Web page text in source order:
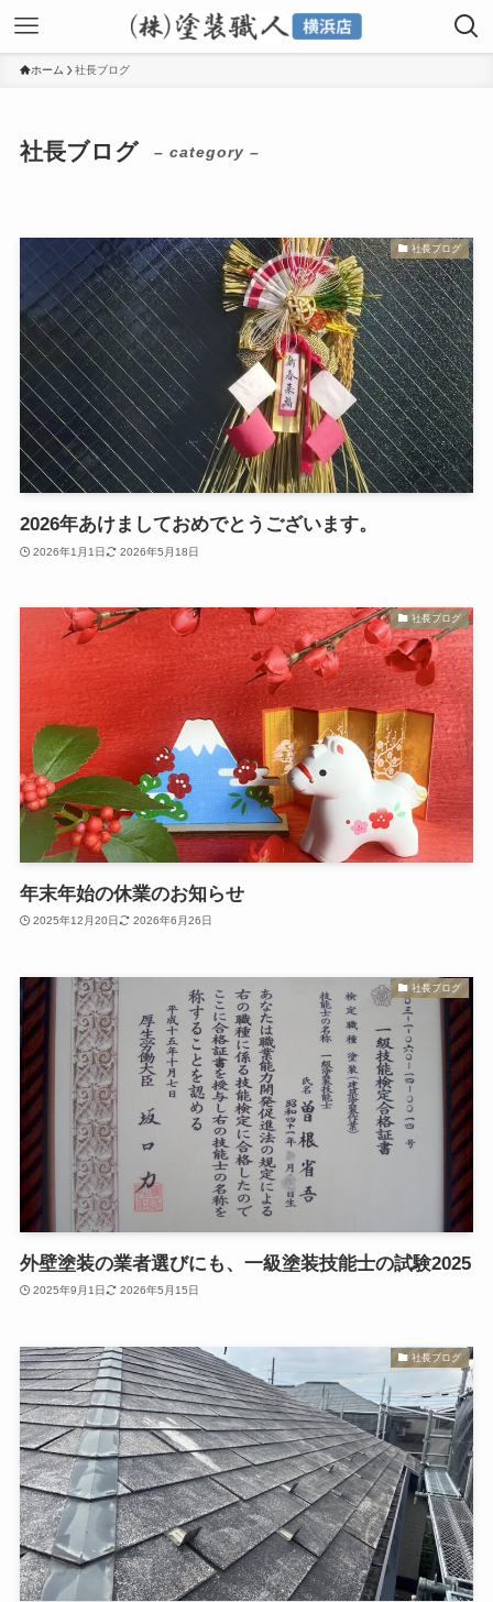
ホーム 社長ブログ
社長ブログ – category –
社長ブログ
2026年あけましておめでとうございます。
2026年1月1日 2026年5月18日
社長ブログ
年末年始の休業のお知らせ
2025年12月20日 2026年6月26日
社長ブログ
外壁塗装の業者選びにも、一級塗装技能士の試験2025
2025年9月1日 2026年5月15日
社長ブログ